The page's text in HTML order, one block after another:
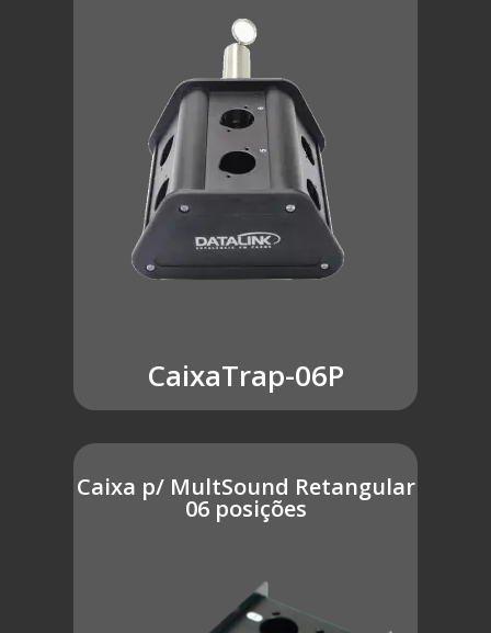
CaixaTrap-06P
Caixa p/ MultSound Retangular
06 posições